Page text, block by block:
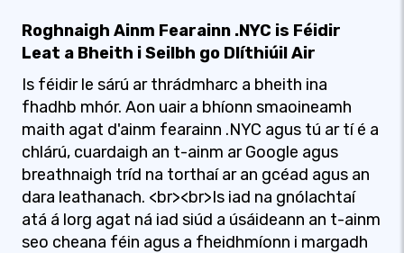
Roghnaigh Ainm Fearainn .NYC is Féidir
Leat a Bheith i Seilbh go Dlíthiúil Air
Is féidir le sárú ar thrádmharc a bheith ina
fhadhb mhór. Aon uair a bhíonn smaoineamh
maith agat d'ainm fearainn .NYC agus tú ar tí é a
chlárú, cuardaigh an t-ainm ar Google agus
breathnaigh tríd na torthaí ar an gcéad agus an
dara leathanach. <br><br>Is iad na gnólachtaí
atá á lorg agat ná iad siúd a úsáideann an t-ainm
seo cheana féin agus a fheidhmíonn i margadh